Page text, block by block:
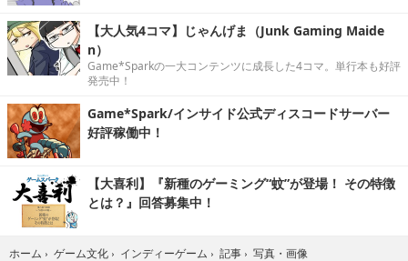
【大人気4コマ】じゃんげま（Junk Gaming Maide
n）
Game*Sparkの一大コンテンツに成長した4コマ。単行本も好評
発売中！
Game*Spark/インサイド公式ディスコードサーバー
好評稼働中！
【大喜利】『新種のゲーミング“蚊”が登場！ その特徴
とは？』回答募集中！
ホーム › ゲーム文化 › インディーゲーム › 記事 › 写真・画像